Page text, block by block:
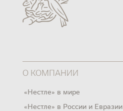
О КОМПАНИИ
«Нестле» в мире
«Нестле» в России и Евразии